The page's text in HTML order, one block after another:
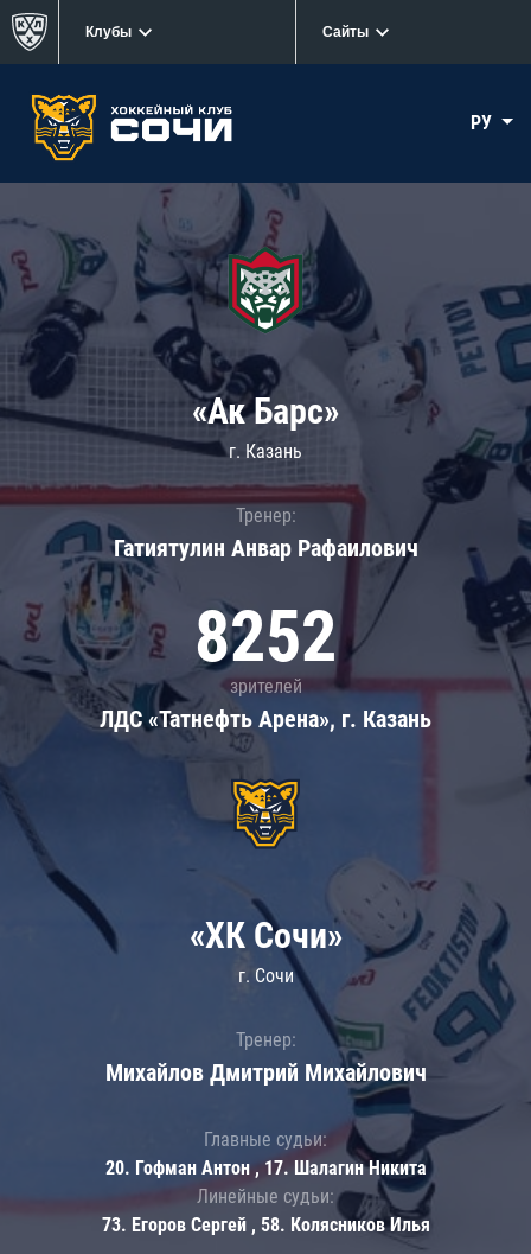
Клубы Сайты
РУ
«Ак Барс»
г. Казань
Тренер:
Гатиятулин Анвар Рафаилович
8252
зрителей
ЛДС «Татнефть Арена», г. Казань
«ХК Сочи»
г. Сочи
Тренер:
Михайлов Дмитрий Михайлович
Главные судьи:
20. Гофман Антон , 17. Шалагин Никита
Линейные судьи:
73. Егоров Сергей , 58. Колясников Илья